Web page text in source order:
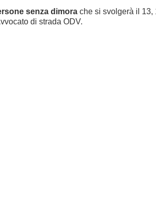
senza dimora che si svolgerà il 13,
di strada ODV.